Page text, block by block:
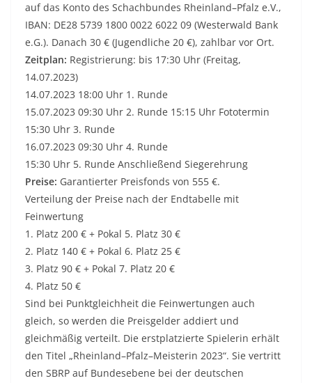
auf das Konto des Schachbundes Rheinland–Pfalz e.V.,
IBAN: DE28 5739 1800 0022 6022 09 (Westerwald Bank
e.G.). Danach 30 € (Jugendliche 20 €), zahlbar vor Ort.
Zeitplan: Registrierung: bis 17:30 Uhr (Freitag,
14.07.2023)
14.07.2023 18:00 Uhr 1. Runde
15.07.2023 09:30 Uhr 2. Runde 1 5:15 Uhr Fototermin
1 5:30 Uhr 3. Runde
16.07.2023 09:30 Uhr 4. Runde
1 5:30 Uhr 5. Runde Anschließend Siegerehrung
Preise: Garantierter Preisfonds von 555 €.
Verteilung der Preise nach der Endtabelle mit
Feinwertung
1. Platz 200 € + Pokal 5. Platz 30 €
2. Platz 140 € + Pokal 6. Platz 25 €
3. Platz 90 € + Pokal 7. Platz 20 €
4. Platz 50 €
Sind bei Punktgleichheit die Feinwertungen auch
gleich, so werden die Preisgelder addiert und
gleichmäßig verteilt. Die erstplatzierte Spielerin erhält
den Titel „Rheinland–Pfalz–Meisterin 2023“. Sie vertritt
den SBRP auf Bundesebene bei der deutschen